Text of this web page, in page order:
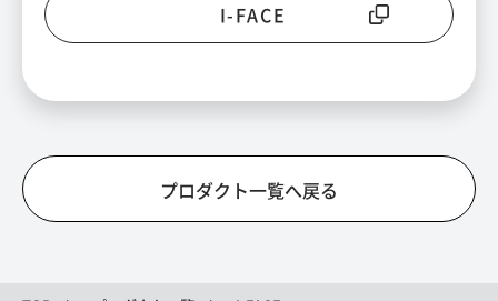
I-FACE
プロダクト一覧へ戻る